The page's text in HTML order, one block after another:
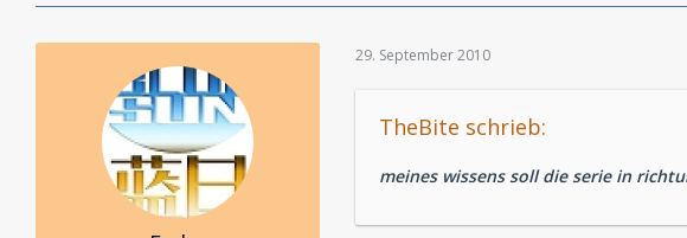
29. September 2010
TheBite schrieb:
meines wissens soll die serie in